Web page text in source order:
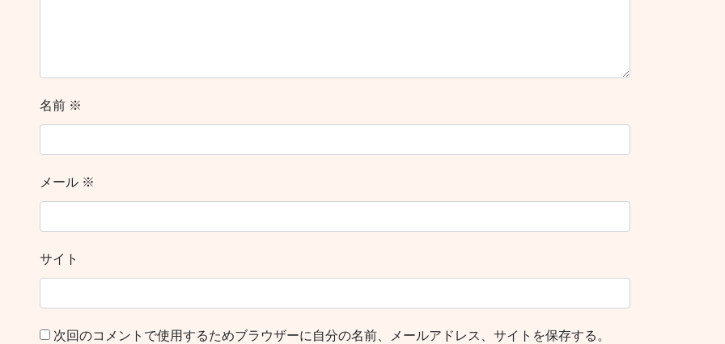
名前 ※
メール ※
サイト
次回のコメントで使用するためブラウザーに自分の名前、メールアドレス、サイトを保存する。